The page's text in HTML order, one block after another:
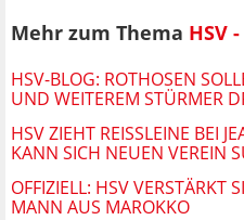
Mehr zum Thema HSV
HSV-BLOG: ROTHOSEN
UND WEITEREM STÜRMER
HSV ZIEHT REISSLEINE BEI
ANN SICH NEUEN VEREIN
OFFIZIELL: HSV VERSTÄRKT
MANN AUS MAROKKO